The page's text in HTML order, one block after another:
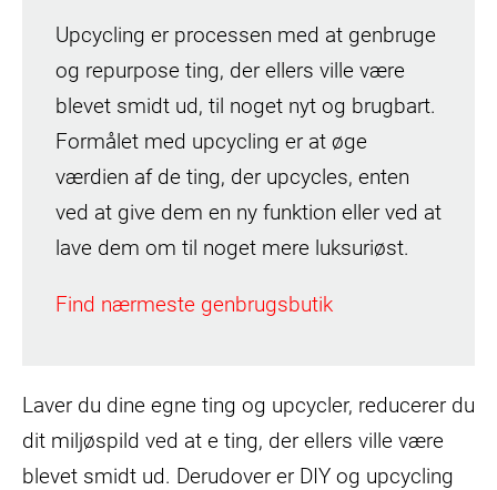
Upcycling er processen med at genbruge
og repurpose ting, der ellers ville være
blevet smidt ud, til noget nyt og brugbart.
Formålet med upcycling er at øge
værdien af de ting, der upcycles, enten
ved at give dem en ny funktion eller ved at
lave dem om til noget mere luksuriøst.
Find nærmeste genbrugsbutik
Laver du dine egne ting og upcycler, reducerer du
dit miljøspild ved at e ting, der ellers ville være
blevet smidt ud. Derudover er DIY og upcycling